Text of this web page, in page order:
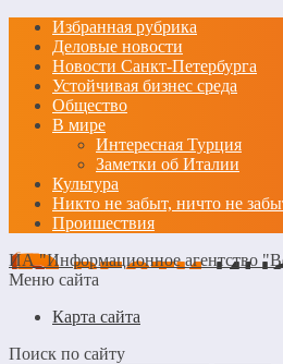
Избранная рубрика
Деловые новости
Новости Санкт-Петербурга
Устойчивая бизнес среда
Общество
В мире
Интересная Турция
Заметки об Италии
Культура
Никто не забыт, ничто не
Проишествия
ИА "Информационное агентство
Меню сайта
Карта сайта
Поиск по сайту